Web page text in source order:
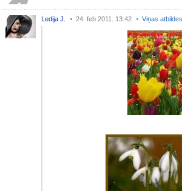
Ledija J. 24. feb 2011. 13:42 Viņas atbildes